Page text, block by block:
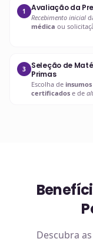
1 Avaliação da
Recebimento inicial
médica ou
3
Seleção de
Primas
Escolha de insumos
certificados e de
Descubra